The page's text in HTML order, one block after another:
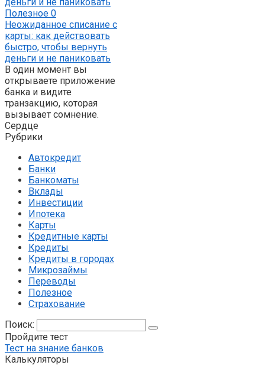
Полезное 0
Неожиданное списание с
карты: как действовать
быстро, чтобы вернуть
деньги и не паниковать
В один момент вы
открываете приложение
банка и видите
транзакцию, которая
вызывает сомнение.
Сердце
Рубрики
Автокредит
Банки
Банкоматы
Вклады
Инвестиции
Ипотека
Карты
Кредитные карты
Кредиты
Кредиты в городах
Микрозаймы
Переводы
Полезное
Страхование
Поиск:
Пройдите тест
Тест на знание банков
Калькуляторы